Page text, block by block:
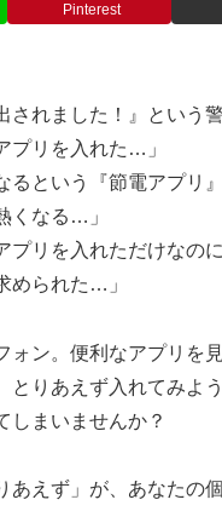
Pinterest
されました！』という
プリを入れた…」
るという『節電アプリ
くなる…」
プリを入れただけなの
められた…」
ォン。便利なアプリを
とりあえず入れてみよ
しまいませんか？
あえず」が、あなたの